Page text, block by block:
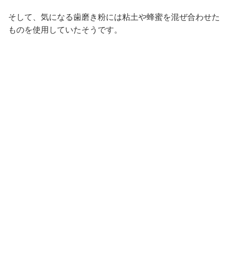
そして、気になる歯磨き粉には粘土や蜂蜜を混ぜ合わせた
ものを使用していたそうです。